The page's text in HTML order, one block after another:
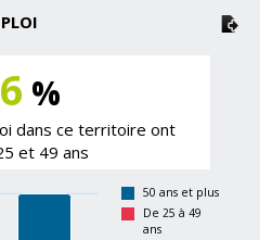
%
dans ce territoire ont
et 49 ans
50 ans et plus
De 25 à 49
ans